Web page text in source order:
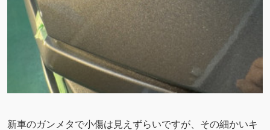
新車のガンメタで小傷は見えずらいですが、その細かいキ